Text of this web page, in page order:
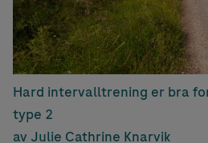
Hard intervalltrening er bra
type 2
av Julie Cathrine Knarvik